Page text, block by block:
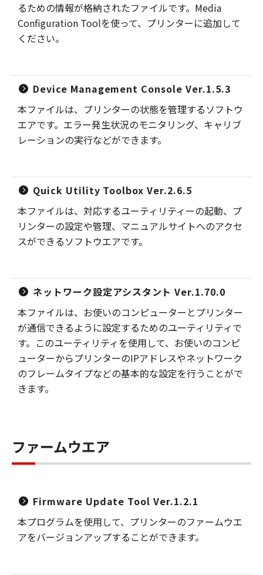
るための情報が格納されたファイルです。Media
Configuration Toolを使って、プリンターに追加して
ください。
Device Management Console Ver.1.5.3
本ファイルは、プリンターの状態を管理するソフトウ
エアです。エラー発生状況のモニタリング、キャリブ
レーションの実行などができます。
Quick Utility Toolbox Ver.2.6.5
本ファイルは、対応するユーティリティーの起動、プ
リンターの設定や管理、マニュアルサイトへのアクセ
スができるソフトウエアです。
ネットワーク設定アシスタント Ver.1.70.0
本ファイルは、お使いのコンピューターとプリンター
が通信できるように設定するためのユーティリティで
す。このユーティリティを使用して、お使いのコンピ
ューターからプリンターのIPアドレスやネットワーク
のフレームタイプなどの基本的な設定を行うことがで
きます。
ファームウエア
Firmware Update Tool Ver.1.2.1
本プログラムを使用して、プリンターのファームウエ
アをバージョンアップすることができます。